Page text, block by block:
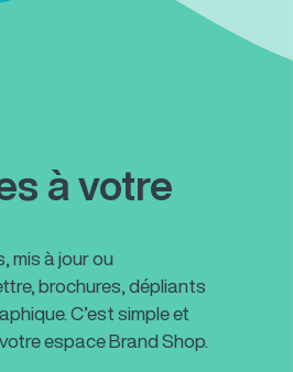
à votre
mis à jour ou
brochures, dépliants
C’est simple et
espace Brand Shop.